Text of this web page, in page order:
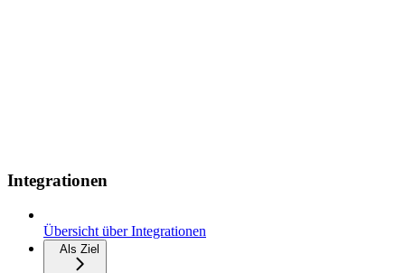
Integrationen
Übersicht über Integrationen
Als Ziel